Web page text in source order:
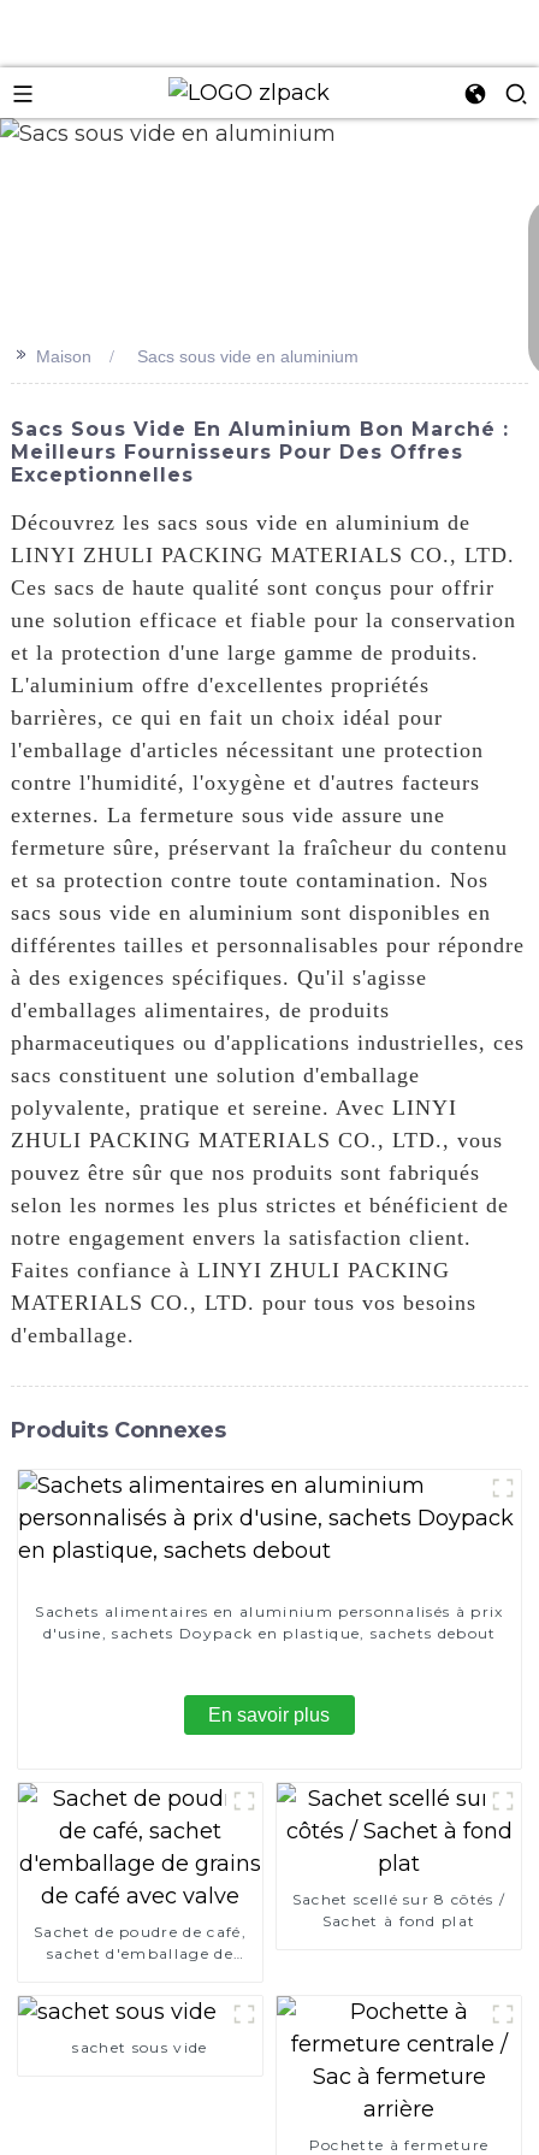
>> Maison Sacs sous vide en aluminium
Sacs Sous Vide En Aluminium Bon Marché :
Meilleurs Fournisseurs Pour Des Offres
Exceptionnelles
Découvrez les sacs sous vide en aluminium de
LINYI ZHULI PACKING MATERIALS CO., LTD.
Ces sacs de haute qualité sont conçus pour offrir
une solution efficace et fiable pour la conservation
et la protection d'une large gamme de produits.
L'aluminium offre d'excellentes propriétés
barrières, ce qui en fait un choix idéal pour
l'emballage d'articles nécessitant une protection
contre l'humidité, l'oxygène et d'autres facteurs
externes. La fermeture sous vide assure une
fermeture sûre, préservant la fraîcheur du contenu
et sa protection contre toute contamination. Nos
sacs sous vide en aluminium sont disponibles en
différentes tailles et personnalisables pour répondre
à des exigences spécifiques. Qu'il s'agisse
d'emballages alimentaires, de produits
pharmaceutiques ou d'applications industrielles, ces
sacs constituent une solution d'emballage
polyvalente, pratique et sereine. Avec LINYI
ZHULI PACKING MATERIALS CO., LTD., vous
pouvez être sûr que nos produits sont fabriqués
selon les normes les plus strictes et bénéficient de
notre engagement envers la satisfaction client.
Faites confiance à LINYI ZHULI PACKING
MATERIALS CO., LTD. pour tous vos besoins
d'emballage.
Produits Connexes
Sachets alimentaires en aluminium personnalisés à prix
d'usine, sachets Doypack en plastique, sachets debout
En savoir plus
Sachet de poudre de café,
sachet d'emballage de
Sachet scellé sur 8 côtés /
Sachet à fond plat
sachet sous vide
Pochette à fermeture